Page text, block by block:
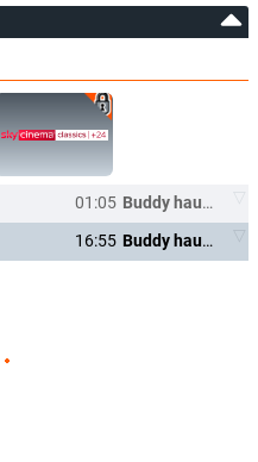
01:05
Buddy haut den Lukas
16:55 Buddy haut den Lukas